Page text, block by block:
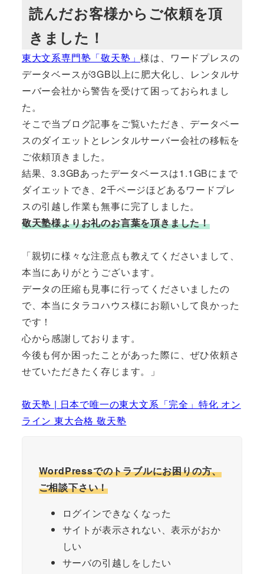
読んだお客様からご依頼を頂
きました！
東大文系専門塾「敬天塾」様は、ワードプレスの
データベースが3GB以上に肥大化し、レンタルサ
ーバー会社から警告を受けて困っておられまし
た。
そこで当ブログ記事をご覧いただき、データベー
スのダイエットとレンタルサーバー会社の移転を
ご依頼頂きました。
結果、3.3GBあったデータベースは1.1GBにまで
ダイエットでき、2千ページほどあるワードプレ
スの引越し作業も無事に完了しました。
敬天塾様よりお礼のお言葉を頂きました！
「親切に様々な注意点も教えてくださいまして、
本当にありがとうございます。
データの圧縮も見事に行ってくださいましたの
で、本当にタラコハウス様にお願いして良かった
です！
心から感謝しております。
今後も何か困ったことがあった際に、ぜひ依頼さ
せていただきたく存じます。」
敬天塾 | 日本で唯一の東大文系「完全」特化 オン
ライン 東大合格 敬天塾
WordPressでのトラブルにお困りの方、
ご相談下さい！
ログインできなくなった
サイトが表示されない、表示がおか
しい
サーバの引越しをしたい